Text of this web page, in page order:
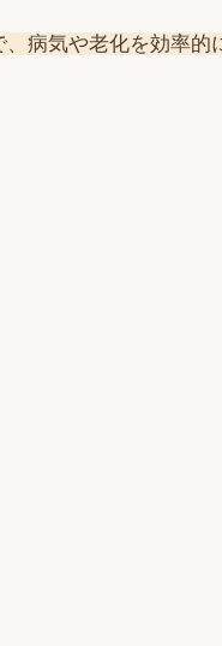
病気や老化を効率的